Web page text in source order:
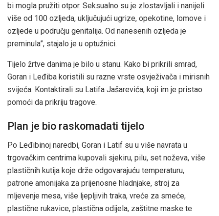
bi mogla pružiti otpor. Seksualno su je zlostavljali i nanijeli
više od 100 ozljeda, uključujući ugrize, opekotine, lomove i
ozljede u području genitalija. Od nanesenih ozljeda je
preminula”, stajalo je u optužnici.
Tijelo žrtve danima je bilo u stanu. Kako bi prikrili smrad,
Goran i Leđiba koristili su razne vrste osvježivača i mirisnih
svijeća. Kontaktirali su Latifa Jašarevića, koji im je pristao
pomoći da prikriju tragove.
Plan je bio raskomadati tijelo
Po Leđibinoj naredbi, Goran i Latif su u više navrata u
trgovačkim centrima kupovali sjekiru, pilu, set noževa, više
plastičnih kutija koje drže odgovarajuću temperaturu,
patrone amonijaka za prijenosne hladnjake, stroj za
mljevenje mesa, više ljepljivih traka, vreće za smeće,
plastične rukavice, plastična odijela, zaštitne maske te